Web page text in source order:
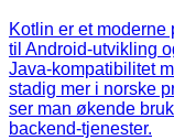
Kotlin er et
til Android-utvikling
Java-kompatibilitet
stadig mer i norske
ser man økende
backend-tjenester.